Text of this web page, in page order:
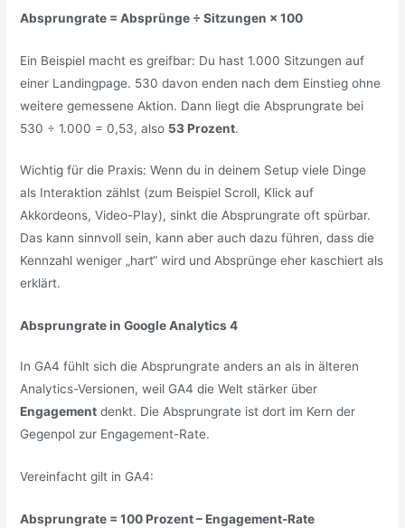
Absprungrate = Absprünge ÷ Sitzungen × 100
Ein Beispiel macht es greifbar: Du hast 1.000 Sitzungen auf
einer Landingpage. 530 davon enden nach dem Einstieg ohne
weitere gemessene Aktion. Dann liegt die Absprungrate bei
530 ÷ 1.000 = 0,53, also 53 Prozent.
Wichtig für die Praxis: Wenn du in deinem Setup viele Dinge
als Interaktion zählst (zum Beispiel Scroll, Klick auf
Akkordeons, Video-Play), sinkt die Absprungrate oft spürbar.
Das kann sinnvoll sein, kann aber auch dazu führen, dass die
Kennzahl weniger „hart“ wird und Absprünge eher kaschiert als
erklärt.
Absprungrate in Google Analytics 4
In GA4 fühlt sich die Absprungrate anders an als in älteren
Analytics-Versionen, weil GA4 die Welt stärker über
Engagement denkt. Die Absprungrate ist dort im Kern der
Gegenpol zur Engagement-Rate.
Vereinfacht gilt in GA4:
Absprungrate = 100 Prozent – Engagement-Rate